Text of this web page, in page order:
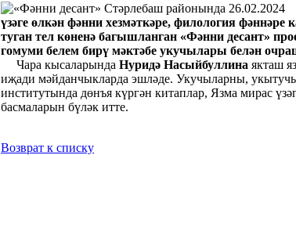
26.02.2024
үзәге өлкән фәнни хезмәткәре, филология
туган тел көненә багышланган «Фәнни десант»
гомуми белем бирү мәктәбе укучылары белән
Чара кысаларында Нуридә Насыйбуллина якташ
иҗади мәйданчыкларда эшләде. Укучыларны,
институтында дөнъя күргән китаплар, Язма мирас
басмаларын бүләк итте.
Возврат к списку